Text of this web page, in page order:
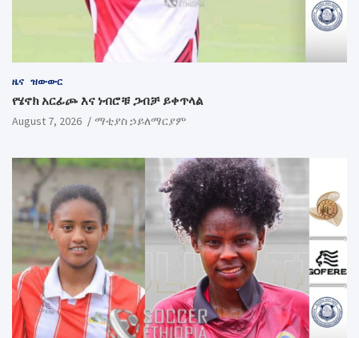
ዜና ዝውውር
የሄኖክ አርፊጮ እና ነብሮቹ ጋብቻ ይቀጥላል
August 7, 2026 ማቲያስ ኃይለማርያም